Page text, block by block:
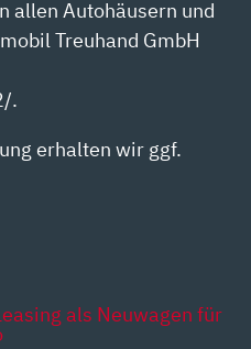
allen Autohäusern und
Treuhand GmbH
.
erhalten wir ggf.
als Neuwagen für